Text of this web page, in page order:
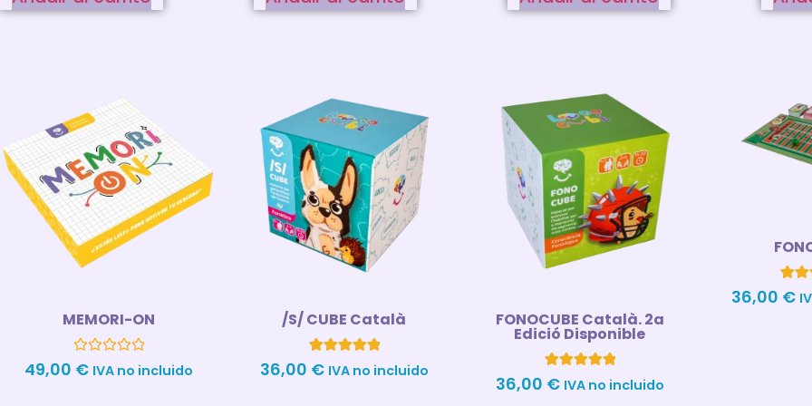
MEMORI-ON
Valorado
con
49,00 € IVA no incluido
/S/ CUBE Català
Valorado con
5.00
1
36,00 € IVA no incluido
FONOCUBE Català. 2a
Edició Disponible
Valorado con
5.00
4
36,00 € IVA no incluido
1
36,00 €